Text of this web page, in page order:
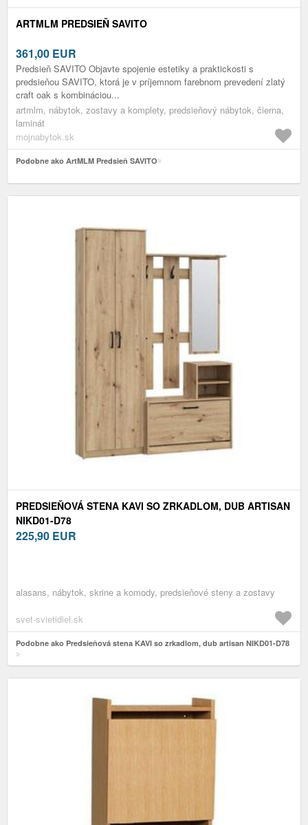
ARTMLM PREDSIEŇ SAVITO
361,00 EUR
Predsieň SAVITO Objavte spojenie estetiky a praktickosti s
predsieňou SAVITO, ktorá je v príjemnom farebnom prevedení zlatý
craft oak s kombináciou...
artmlm, nábytok, zostavy a komplety, predsieňový nábytok, čierna,
laminát
mojnabytok.sk
Podobne ako ArtMLM Predsieň SAVITO
PREDSIEŇOVÁ STENA KAVI SO ZRKADLOM, DUB ARTISAN
NIKD01-D78
225,90 EUR
alasans, nábytok, skrine a komody, predsieňové steny a zostavy
svet-svietidiel.sk
Podobne ako Predsieňová stena KAVI so zrkadlom, dub artisan NIKD01-D78